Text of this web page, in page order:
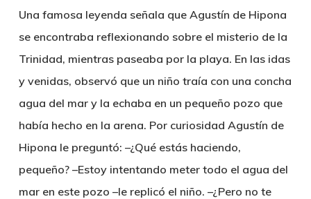
Una famosa leyenda señala que Agustín de Hipona
se encontraba reflexionando sobre el misterio de la
Trinidad, mientras paseaba por la playa. En las idas
y venidas, observó que un niño traía con una concha
agua del mar y la echaba en un pequeño pozo que
había hecho en la arena. Por curiosidad Agustín de
Hipona le preguntó: –¿Qué estás haciendo,
pequeño? –Estoy intentando meter todo el agua del
mar en este pozo –le replicó el niño. –¿Pero no te